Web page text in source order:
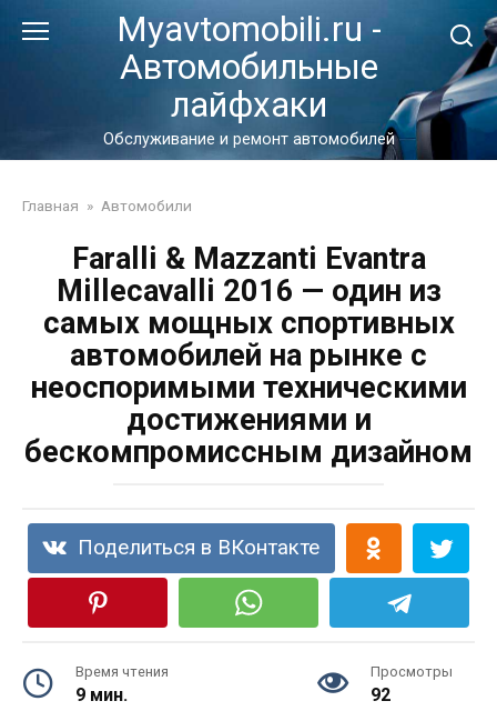
Myavtomobili.ru -
Автомобильные
лайфхаки
Обслуживание и ремонт автомобилей
Главная » Автомобили
Faralli & Mazzanti Evantra
Millecavalli 2016 — один из
самых мощных спортивных
автомобилей на рынке с
неоспоримыми техническими
достижениями и
бескомпромиссным дизайном
Поделиться в ВКонтакте
Время чтения
9 мин.
Просмотры
92